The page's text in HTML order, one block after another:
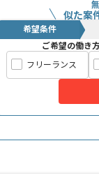
く持ち続けていける
環境です。
モートでご参画い
似た案
希望条件
ご希望の働き
フリーランス